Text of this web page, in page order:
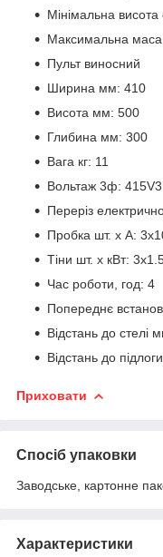
Мінімальна
Максимальна маса
Пульт виносний
Ширина мм: 410
Висота мм: 500
Глибина мм: 300
Вага кг: 11
Вольтаж 3ф:
Переріз
Пробка шт. х А:
Тіни шт. х кВт:
Час роботи, год: 4
Попереднє
Відстань до стелі
Відстань до
Приховати
Спосіб упаковки
Заводське, картонне
Характеристики